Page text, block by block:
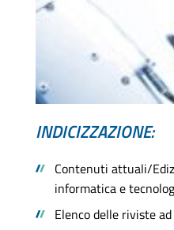
INDICIZZAZIONE:
Contenuti attuali/
informatica e
Elenco delle riviste ad